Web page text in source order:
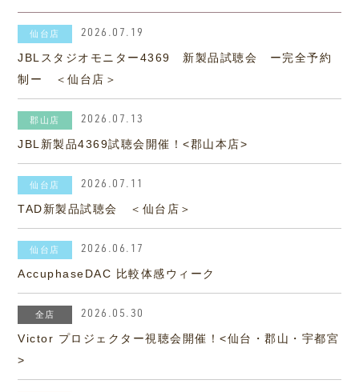
仙台店
2026.07.19
JBLスタジオモニター4369 新製品試聴会 ー完全予約
制ー ＜仙台店＞
郡山店
2026.07.13
JBL新製品4369試聴会開催！<郡山本店>
仙台店
2026.07.11
TAD新製品試聴会 ＜仙台店＞
仙台店
2026.06.17
AccuphaseDAC 比較体感ウィーク
全店
2026.05.30
Victor プロジェクター視聴会開催！<仙台・郡山・宇都宮
>